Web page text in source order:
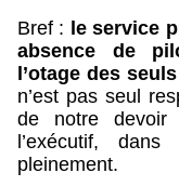
Bref : le service
absence de
l’otage des
n’est pas seul
de notre devoir
l’exécutif,
pleinement.